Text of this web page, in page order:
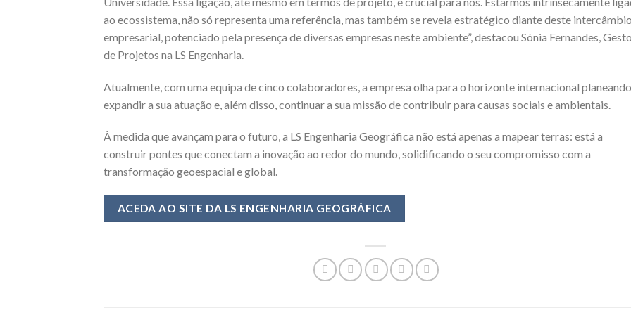
ao ecossistema, não só representa uma referência, mas também se revela estratégico diante deste intercâmbio
empresarial, potenciado pela presença de diversas empresas neste ambiente”, destacou Sónia Fernandes,
de Projetos na LS Engenharia.
Atualmente, com uma equipa de cinco colaboradores, a empresa olha para o horizonte internacional planeando
expandir a sua atuação e, além disso, continuar a sua missão de contribuir para causas sociais e ambientais.
À medida que avançam para o futuro, a LS Engenharia Geográfica não está apenas a mapear terras: está a
construir pontes que conectam a inovação ao redor do mundo, solidificando o seu compromisso com a
transformação geoespacial e global.
ACEDA AO SITE DA LS ENGENHARIA GEOGRÁFICA